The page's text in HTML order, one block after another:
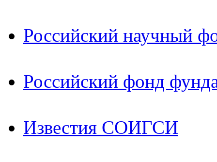
Российский научный
Российский фонд
Известия СОИГСИ